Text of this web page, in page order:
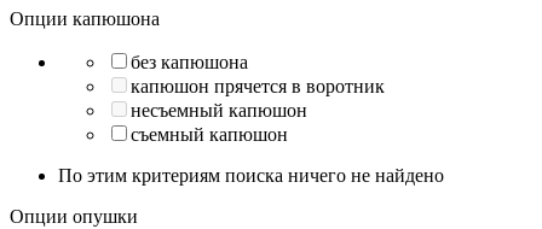
Опции капюшона
без капюшона
капюшон прячется в воротник
несъемный капюшон
съемный капюшон
По этим критериям поиска ничего не найдено
Опции опушки